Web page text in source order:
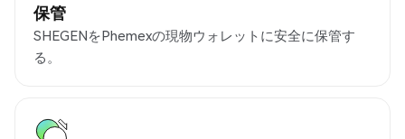
保管
SHEGENをPhemexの現物ウォレットに安全に保管す
る。